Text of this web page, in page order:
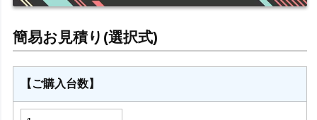
【ご購入台数】